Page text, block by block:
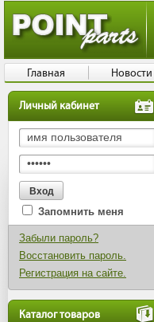
Личный кабинет
Запомнить меня
Забыли пароль?
Восстановить пароль.
Регистрация на сайте.
Каталог товаров
Главная Новости